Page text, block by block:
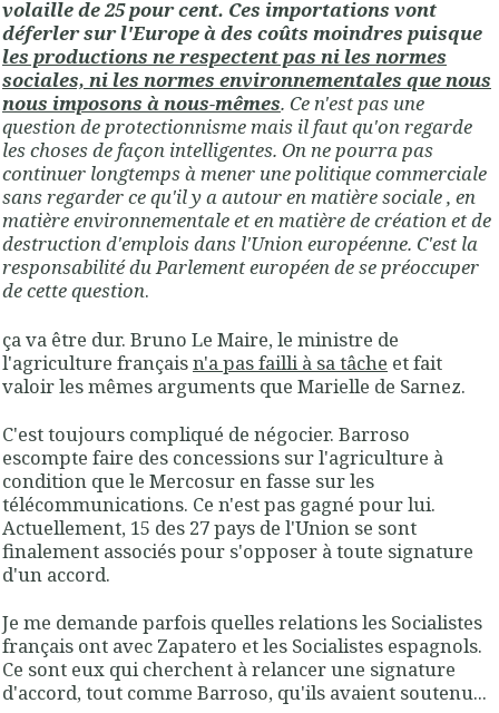
volaille de 25 pour cent. Ces importations vont
déferler sur l'Europe à des coûts moindres puisque
les productions ne respectent pas ni les normes
sociales, ni les normes environnementales que nous
nous imposons à nous-mêmes. Ce n'est pas une
question de protectionnisme mais il faut qu'on regarde
les choses de façon intelligentes. On ne pourra pas
continuer longtemps à mener une politique commerciale
sans regarder ce qu'il y a autour en matière sociale , en
matière environnementale et en matière de création et de
destruction d'emplois dans l'Union européenne. C'est la
responsabilité du Parlement européen de se préoccuper
de cette question.
ça va être dur. Bruno Le Maire, le ministre de
l'agriculture françaisn'a pas failli à sa tâche et fait
valoir les mêmes arguments que Marielle de Sarnez.
C'est toujours compliqué de négocier. Barroso
escompte faire des concessions sur l'agriculture à
condition que le Mercosur en fasse sur les
télécommunications. Ce n'est pas gagné pour lui.
Actuellement, 15 des 27 pays de l'Union se sont
finalement associés pour s'opposer à toute signature
d'un accord.
Je me demande parfois quelles relations les Socialistes
français ont avec Zapatero et les Socialistes espagnols.
Ce sont eux qui cherchent à relancer une signature
d'accord, tout comme Barroso, qu'ils avaient soutenu...